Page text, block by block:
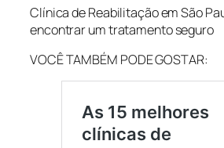
Clínica de Reabilitação em São
encontrar um tratamento seguro
VOCÊ TAMBÉM PODE GOSTAR: